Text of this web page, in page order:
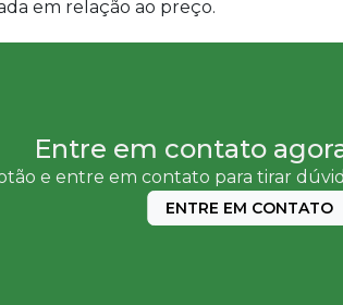
em relação ao preço.
Entre em contato
e entre em contato para tirar
ENTRE EM CONTATO